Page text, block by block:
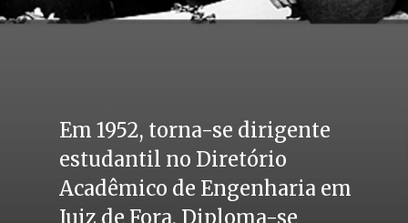
Em 1952, torna-se dirigente
estudantil no Diretório
Acadêmico de Engenharia em
Juiz de Fora. Diploma-se